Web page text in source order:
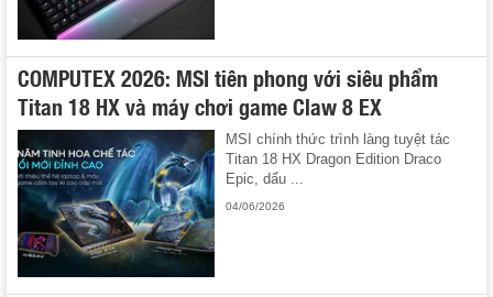
COMPUTEX 2026: MSI tiên phong với siêu phẩm
Titan 18 HX và máy chơi game Claw 8 EX
MSI chính thức trình làng tuyệt tác
Titan 18 HX Dragon Edition Draco
Epic, dấu ...
04/06/2026